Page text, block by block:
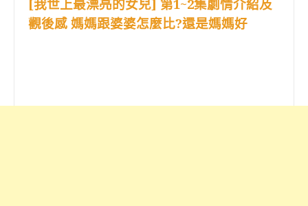
[我世上最漂亮的女兒] 第1~2集劇情介紹及
觀後感 媽媽跟婆婆怎麼比?還是媽媽好